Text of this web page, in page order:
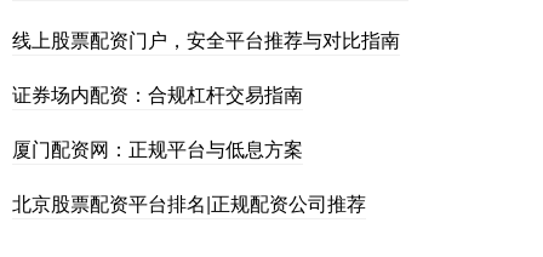
线上股票配资门户，安全平台推荐与对比指南
证券场内配资：合规杠杆交易指南
厦门配资网：正规平台与低息方案
北京股票配资平台排名|正规配资公司推荐